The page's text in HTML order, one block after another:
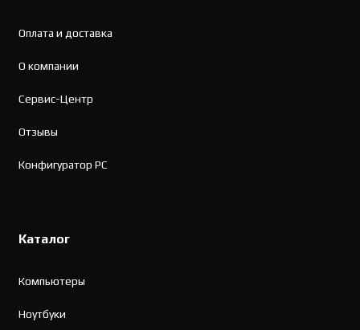
Оплата и доставка
О компании
Сервис-Центр
Отзывы
Конфигуратор PC
Каталог
Компьютеры
Ноутбуки